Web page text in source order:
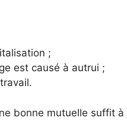
;
est causé à autrui ;
bonne mutuelle suffit à